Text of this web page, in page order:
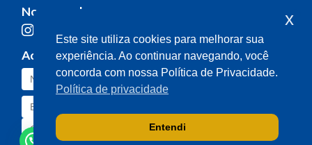
Nossas redes
Acompanhe o meu mandato
Este site utiliza cookies para melhorar sua
experiência. Ao continuar navegando, você
concorda com nossa Política de Privacidade.
Política de privacidade
Entendi
x